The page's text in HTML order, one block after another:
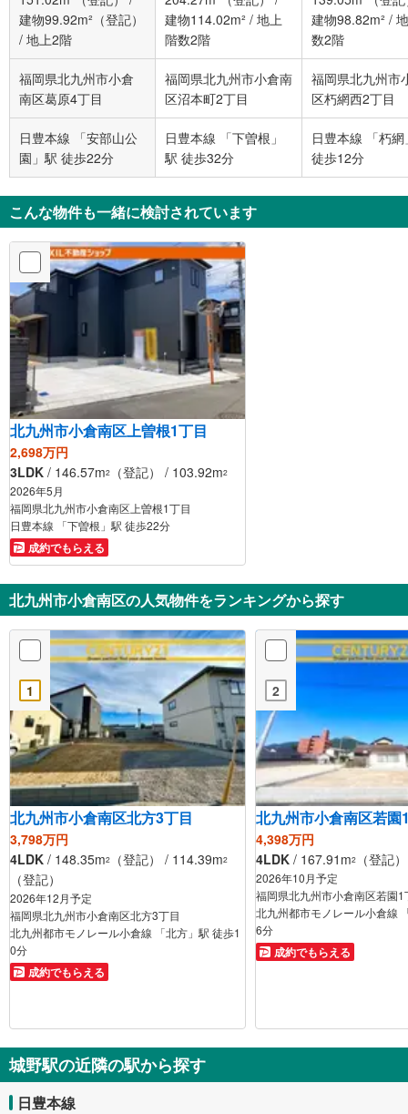
建物99.92m²（登記）
/ 地上2階
建物114.02m² / 地上
階数2階
建物98.82m² /
数2階
福岡県北九州市小倉
南区葛原4丁目
福岡県北九州市小倉南
区沼本町2丁目
福岡県北九州市
区朽網西2丁目
日豊本線 「安部山公
園」駅 徒歩22分
日豊本線 「下曽根」
駅 徒歩32分
日豊本線 「朽
徒歩12分
こんな物件も一緒に検討されています
北九州市小倉南区上曽根1丁目
2,698万円
3LDK / 146.57m2 （登記） / 103.92m2
2026年5月
福岡県北九州市小倉南区上曽根1丁目
日豊本線 「下曽根」駅 徒歩22分
成約でもらえる
北九州市小倉南区の人気物件をランキングから探す
1
北九州市小倉南区北方3丁目
3,798万円
4LDK / 148.35m2 （登記） / 114.39m2
（登記）
2026年12月予定
福岡県北九州市小倉南区北方3丁目
北九州都市モノレール小倉線 「北方」駅 徒歩1
0分
成約でもらえる
2
北九州市小倉南区若園
4,398万円
4LDK / 167.91m2 （登記
2026年10月予定
福岡県北九州市小倉南区若園1
北九州都市モノレール小倉線
6分
成約でもらえる
城野駅の近隣の駅から探す
日豊本線